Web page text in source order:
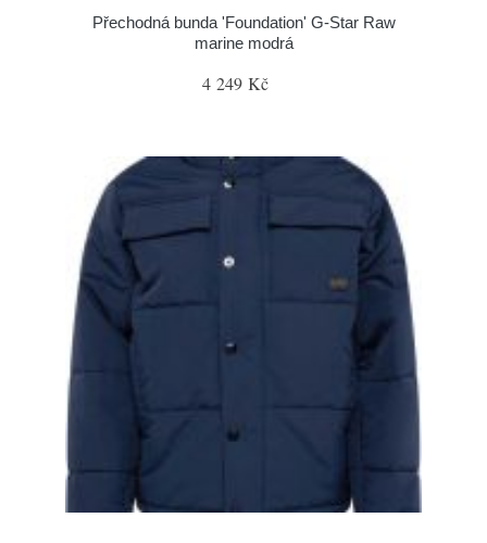
Přechodná bunda 'Foundation' G-Star Raw
marine modrá
4 249 Kč